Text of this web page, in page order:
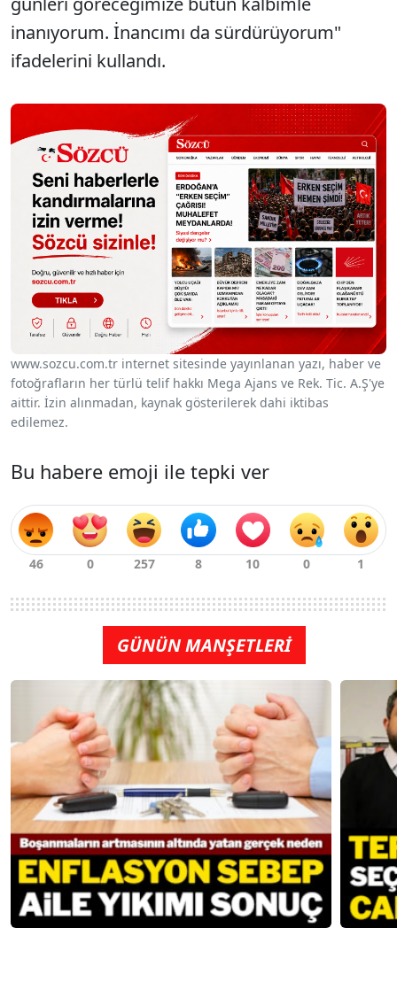
inanıyorum. İnancımı da sürdürüyorum"
ifadelerini kullandı.
www.sozcu.com.tr internet sitesinde yayınlanan yazı, haber ve
fotoğrafların her türlü telif hakkı Mega Ajans ve Rek. Tic. A.Ş'ye
aittir. İzin alınmadan, kaynak gösterilerek dahi iktibas
edilemez.
Bu habere emoji ile tepki ver
GÜNÜN MANŞETLERİ